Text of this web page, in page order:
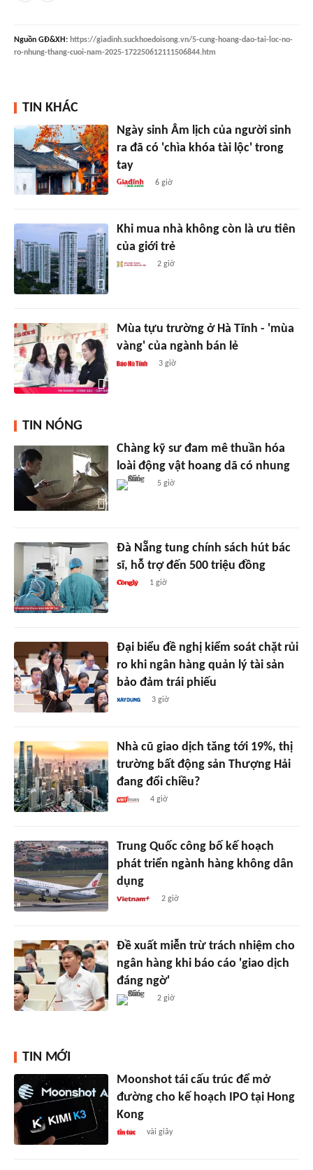
Nguồn GĐ&XH: https://giadinh.suckhoedoisong.vn/5-cung-hoang-dao-tai-loc-no-
ro-nhung-thang-cuoi-nam-2025-172250612111506844.htm
TIN KHÁC
Ngày sinh Âm lịch của người sinh
ra đã có 'chìa khóa tài lộc' trong
tay
6 giờ
Khi mua nhà không còn là ưu tiên
của giới trẻ
2 giờ
Mùa tựu trường ở Hà Tĩnh - 'mùa
vàng' của ngành bán lẻ
3 giờ
TIN NÓNG
Chàng kỹ sư đam mê thuần hóa
loài động vật hoang dã có nhung
5 giờ
Đà Nẵng tung chính sách hút bác
sĩ, hỗ trợ đến 500 triệu đồng
1 giờ
Đại biểu đề nghị kiểm soát chặt rủi
ro khi ngân hàng quản lý tài sản
bảo đảm trái phiếu
3 giờ
Nhà cũ giao dịch tăng tới 19%, thị
trường bất động sản Thượng Hải
đang đổi chiều?
4 giờ
Trung Quốc công bố kế hoạch
phát triển ngành hàng không dân
dụng
2 giờ
Đề xuất miễn trừ trách nhiệm cho
ngân hàng khi báo cáo 'giao dịch
đáng ngờ'
2 giờ
TIN MỚI
Moonshot tái cấu trúc để mở
đường cho kế hoạch IPO tại Hong
Kong
vài giây